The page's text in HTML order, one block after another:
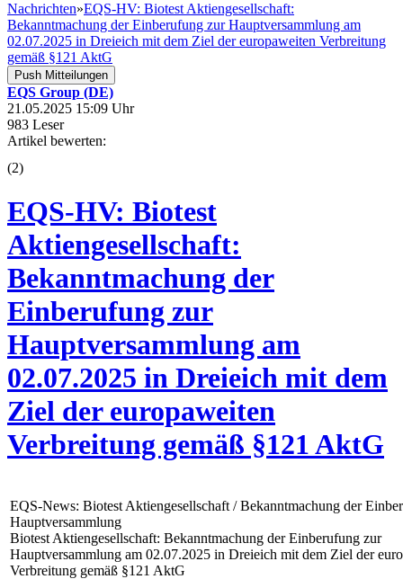
Nachrichten»EQS-HV: Biotest Aktiengesellschaft:
Bekanntmachung der Einberufung zur Hauptversammlung am
02.07.2025 in Dreieich mit dem Ziel der europaweiten Verbreitung
gemäß §121 AktG
Push Mitteilungen
EQS Group (DE)
21.05.2025 15:09 Uhr
983 Leser
Artikel bewerten:
(2)
EQS-HV: Biotest
Aktiengesellschaft:
Bekanntmachung der
Einberufung zur
Hauptversammlung am
02.07.2025 in Dreieich mit dem
Ziel der europaweiten
Verbreitung gemäß §121 AktG
EQS-News: Biotest Aktiengesellschaft / Bekanntmachung der
Hauptversammlung
Biotest Aktiengesellschaft: Bekanntmachung der Einberufung zur
Hauptversammlung am 02.07.2025 in Dreieich mit dem Ziel der
Verbreitung gemäß §121 AktG